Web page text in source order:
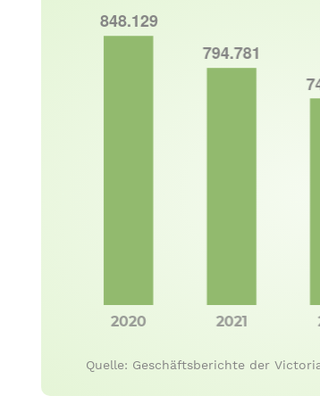
Quelle: Geschäftsberichte der